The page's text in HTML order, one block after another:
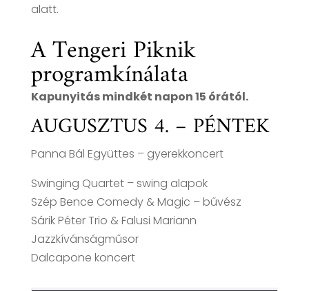
alatt.
A Tengeri Piknik
programkínálata
Kapunyitás mindkét napon 15 órától.
AUGUSZTUS 4. – PÉNTEK
Panna Bál Együttes – gyerekkoncert
Swinging Quartet – swing alapok
Szép Bence Comedy & Magic – bűvész
Sárik Péter Trio & Falusi Mariann
Jazzkívánságműsor
Dalcapone koncert